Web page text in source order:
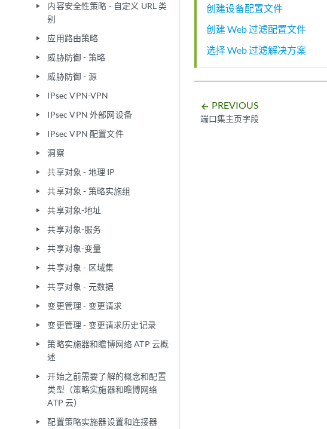
play_arrow
内容安全性策略 - 自定义 URL 类
别
play_arrow 应用路由策略
play_arrow 威胁防御 - 策略
play_arrow 威胁防御 - 源
play_arrow IPsec VPN-VPN
play_arrow IPsec VPN 外部网设备
play_arrow IPsec VPN 配置文件
play_arrow 洞察
play_arrow 共享对象 - 地理 IP
play_arrow 共享对象 - 策略实施组
play_arrow 共享对象-地址
play_arrow 共享对象-服务
play_arrow 共享对象-变量
play_arrow 共享对象 - 区域集
play_arrow 共享对象 - 元数据
play_arrow 变更管理 - 变更请求
play_arrow 变更管理 - 变更请求历史记录
play_arrow
策略实施器和瞻博网络 ATP 云概
述
play_arrow
开始之前需要了解的概念和配置
类型（策略实施器和瞻博网络
ATP 云）
play_arrow 配置策略实施器设置和连接器
创建设备配置文件
创建 Web 过滤配置文件
选择 Web 过滤解决方案
arrow_backward PREVIOUS
端口集主页字段